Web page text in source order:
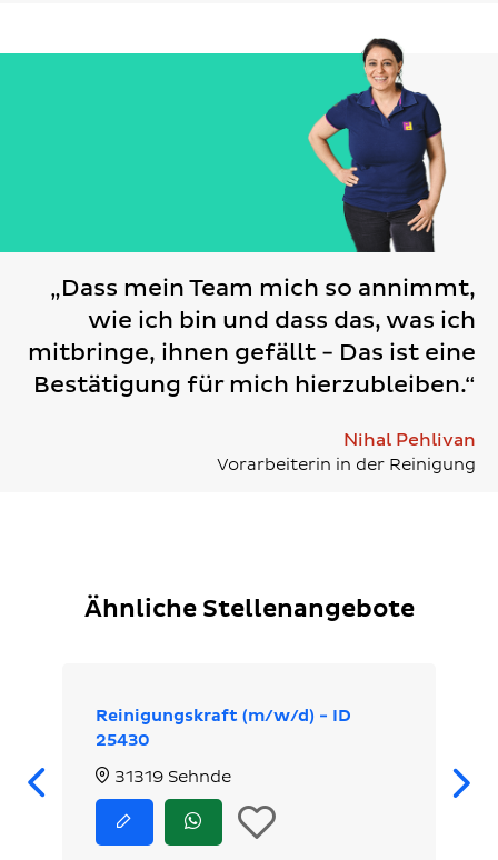
„Dass mein Team mich so annimmt,
wie ich bin und dass das, was ich
mitbringe, ihnen gefällt - Das ist eine
Bestätigung für mich hierzubleiben.“
Nihal Pehlivan
Vorarbeiterin in der Reinigung
Ähnliche Stellenangebote
Zurück
Reinigungskraft (m/w/d) - ID
25430
31319 Sehnde
bewerben
Jetzt
via
In